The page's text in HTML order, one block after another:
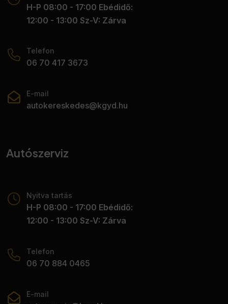
H-P 08:00 - 17:00 Ebédidő:
12:00 - 13:00 Sz-V: Zárva
Telefon
06 70 417 3673
E-mail
autokereskedes@kgyd.hu
Autószerviz
Nyitva tartás
H-P 08:00 - 17:00 Ebédidő:
12:00 - 13:00 Sz-V: Zárva
Telefon
06 70 884 0465
E-mail